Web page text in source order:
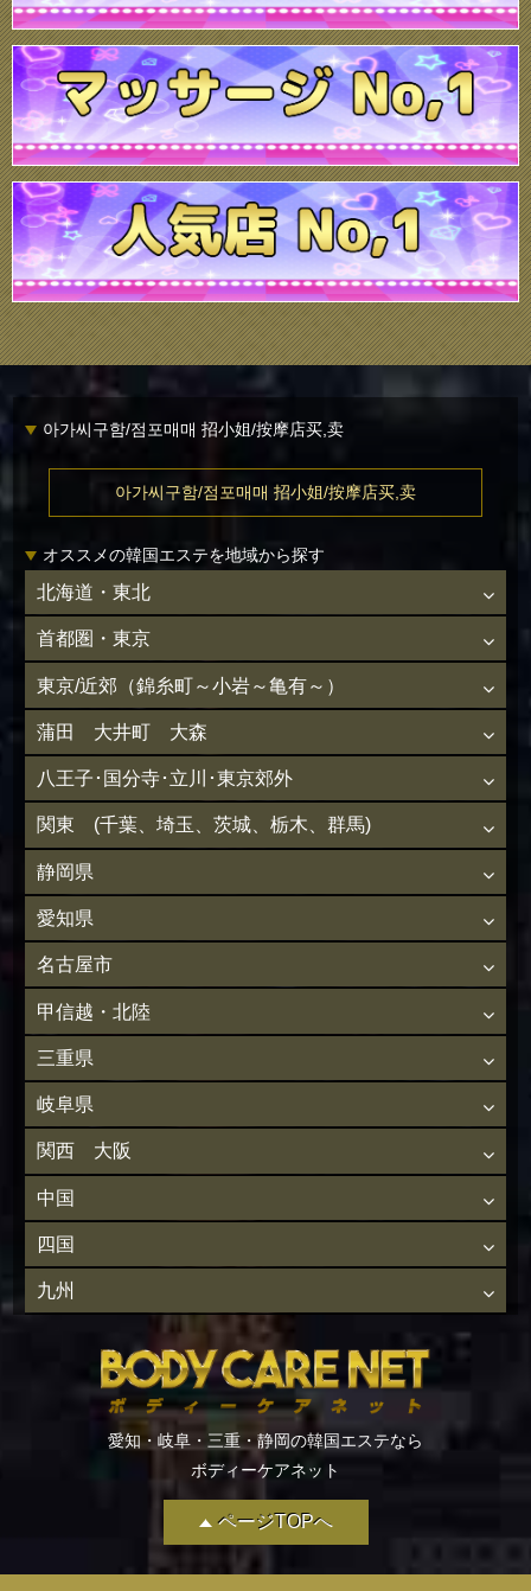
ページTOPへ
아가씨구함/점포매매 招小姐/按摩店买,卖
아가씨구함/점포매매 招小姐/按摩店买,卖
オススメの韓国エステを地域から探す
北海道・東北
首都圏・東京
東京/近郊（錦糸町～小岩～亀有～）
蒲田 大井町 大森
八王子･国分寺･立川･東京郊外
関東 (千葉、埼玉、茨城、栃木、群馬)
静岡県
愛知県
名古屋市
甲信越・北陸
三重県
岐阜県
関西 大阪
中国
四国
九州
愛知・岐阜・三重・静岡の韓国エステなら
ボディーケアネット